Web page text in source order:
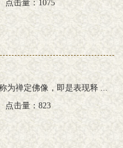
点击量：1075
为禅定佛像，即是表现释 ...
点击量：823